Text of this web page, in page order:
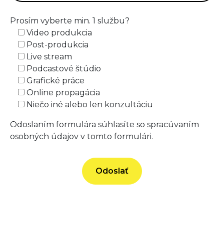
Prosím vyberte min. 1 službu?
Video produkcia
Post-produkcia
Live stream
Podcastové štúdio
Grafické práce
Online propagácia
Niečo iné alebo len konzultáciu
Odoslaním formulára súhlasíte so spracúvaním
osobných údajov v tomto formulári.